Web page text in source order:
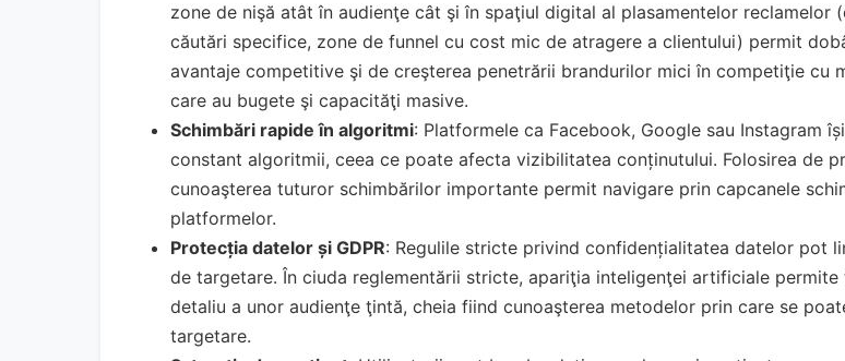
zone de nişă atât în audienţe cât şi în spaţiul digital al plasamentelor reclamelor
căutări specifice, zone de funnel cu cost mic de atragere a clientului) permit
avantaje competitive şi de creşterea penetrării brandurilor mici în competiţie cu
care au bugete şi capacităţi masive.
Schimbări rapide în algoritmi: Platformele ca Facebook, Google sau Instagram
constant algoritmii, ceea ce poate afecta vizibilitatea conținutului. Folosirea de
cunoaşterea tuturor schimbărilor importante permit navigare prin capcanele
platformelor.
Protecția datelor și GDPR: Regulile stricte privind confidențialitatea datelor pot
de targetare. În ciuda reglementării stricte, apariţia inteligenţei artificiale permite
detaliu a unor audienţe ţintă, cheia fiind cunoaşterea metodelor prin care se
targetare.